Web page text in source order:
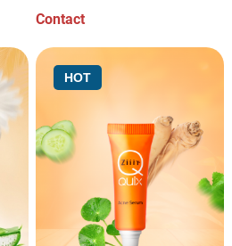
Skin
Contact
HOT